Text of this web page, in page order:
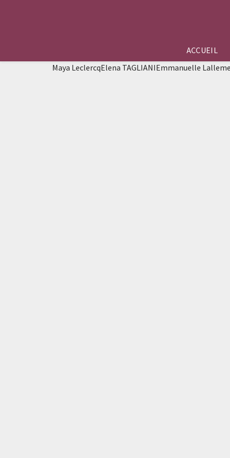
ACCUEIL
Maya LeclercqElena TAGLIANIEmmanuelle